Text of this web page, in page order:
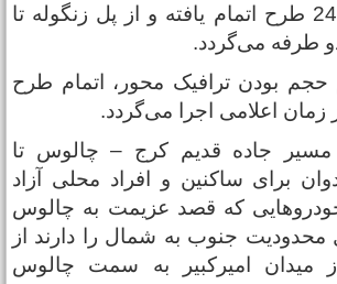
4) از ساعت 24:00 طرح اتمام یافته و از پل زنگوله تا
طرفه می‌گردد.
بودن ترافیک محور، اتمام طرح
اعلامی اجرا می‌گردد.
جاده قدیم کرج – چالوس تا
برای ساکنین و افراد محلی آزاد
که قصد عزیمت به چالوس
جنوب به شمال را دارند از
11:00 از میدان امیرکبیر به سمت چالوس